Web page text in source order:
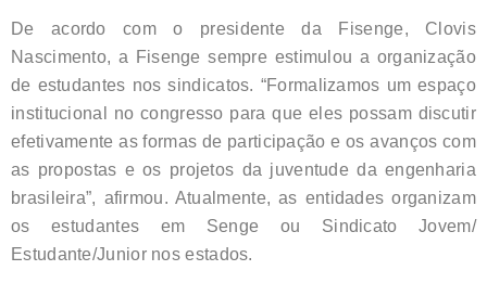
De acordo com o presidente da Fisenge, Clovis
Nascimento, a Fisenge sempre estimulou a organização
de estudantes nos sindicatos. “Formalizamos um espaço
institucional no congresso para que eles possam discutir
efetivamente as formas de participação e os avanços com
as propostas e os projetos da juventude da engenharia
brasileira”, afirmou. Atualmente, as entidades organizam
os estudantes em Senge ou Sindicato Jovem/
Estudante/Junior nos estados.